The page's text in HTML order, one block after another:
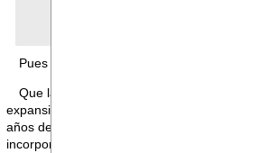
Pues algo en esa línea ha acontecido a
Que la plantilla de Bankinter se está
expansión del Banco, acontecida entre
años de los 90, generó una especie de 'baby
incorporaciones; y que ahora vislumbran en